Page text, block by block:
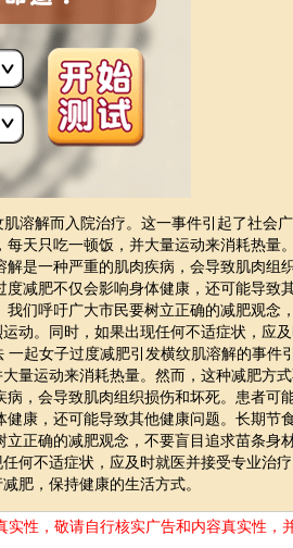
溶解而入院治疗。这一事件引起了社会
天只吃一顿饭，并大量运动来消耗热量
是一种严重的肌肉疾病，会导致肌肉组
减肥不仅会影响身体健康，还可能导致
们呼吁广大市民要树立正确的减肥观念
动。同时，如果出现任何不适症状，应
一起女子过度减肥引发横纹肌溶解的事件
量运动来消耗热量。然而，这种减肥方式
，会导致肌肉组织损伤和坏死。患者可
康，还可能导致其他健康问题。长期节
正确的减肥观念，不要盲目追求苗条身材
何不适症状，应及时就医并接受专业治疗
肥，保持健康的生活方式。
性，敬请自行核实广告和内容真实性，